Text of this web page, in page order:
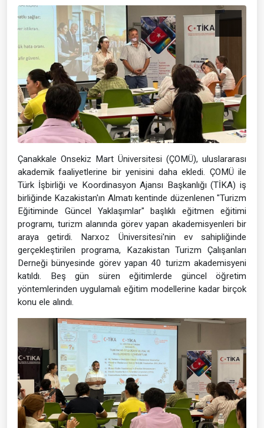
Çanakkale Onsekiz Mart Üniversitesi (ÇOMÜ), uluslararası
akademik faaliyetlerine bir yenisini daha ekledi. ÇOMÜ ile
Türk İşbirliği ve Koordinasyon Ajansı Başkanlığı (TİKA) iş
birliğinde Kazakistan'ın Almatı kentinde düzenlenen "Turizm
Eğitiminde Güncel Yaklaşımlar" başlıklı eğitmen eğitimi
programı, turizm alanında görev yapan akademisyenleri bir
araya getirdi. Narxoz Üniversitesi'nin ev sahipliğinde
gerçekleştirilen programa, Kazakistan Turizm Çalışanları
Derneği bünyesinde görev yapan 40 turizm akademisyeni
katıldı. Beş gün süren eğitimlerde güncel öğretim
yöntemlerinden uygulamalı eğitim modellerine kadar birçok
konu ele alındı.